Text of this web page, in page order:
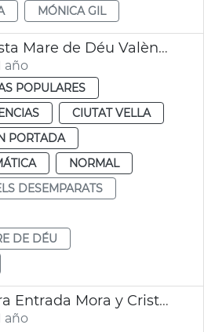
MÓNICA GIL
Cartel oficial Festa Mare de Déu València
año
POPULARES
CIUTAT VELLA
PORTADA
NORMAL
DESEMPARATS
DE DÉU
Catalá pregonera Entrada Mora y Cristiana 2024
año